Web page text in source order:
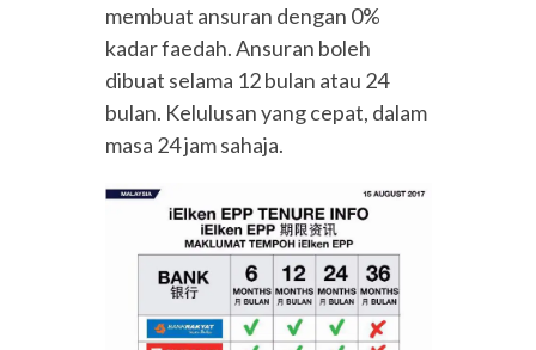
membuat ansuran dengan 0%
kadar faedah. Ansuran boleh
dibuat selama 12 bulan atau 24
bulan. Kelulusan yang cepat, dalam
masa 24 jam sahaja.